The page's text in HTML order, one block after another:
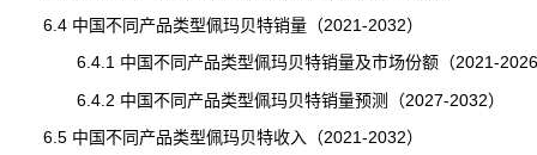
6.4 中国不同产品类型佩玛贝特销量（2021-2032）
6.4.1 中国不同产品类型佩玛贝特销量及市场份额（2021-
6.4.2 中国不同产品类型佩玛贝特销量预测（2027-2032）
6.5 中国不同产品类型佩玛贝特收入（2021-2032）